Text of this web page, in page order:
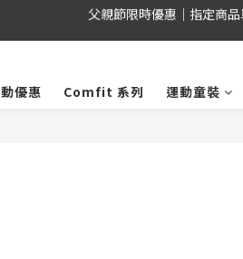
父親節限時優惠｜指定商
新會員註冊送 $150 購物金｜推薦好友送
父親節限時優惠｜指定商
優惠 Comfit 系列 運動童裝